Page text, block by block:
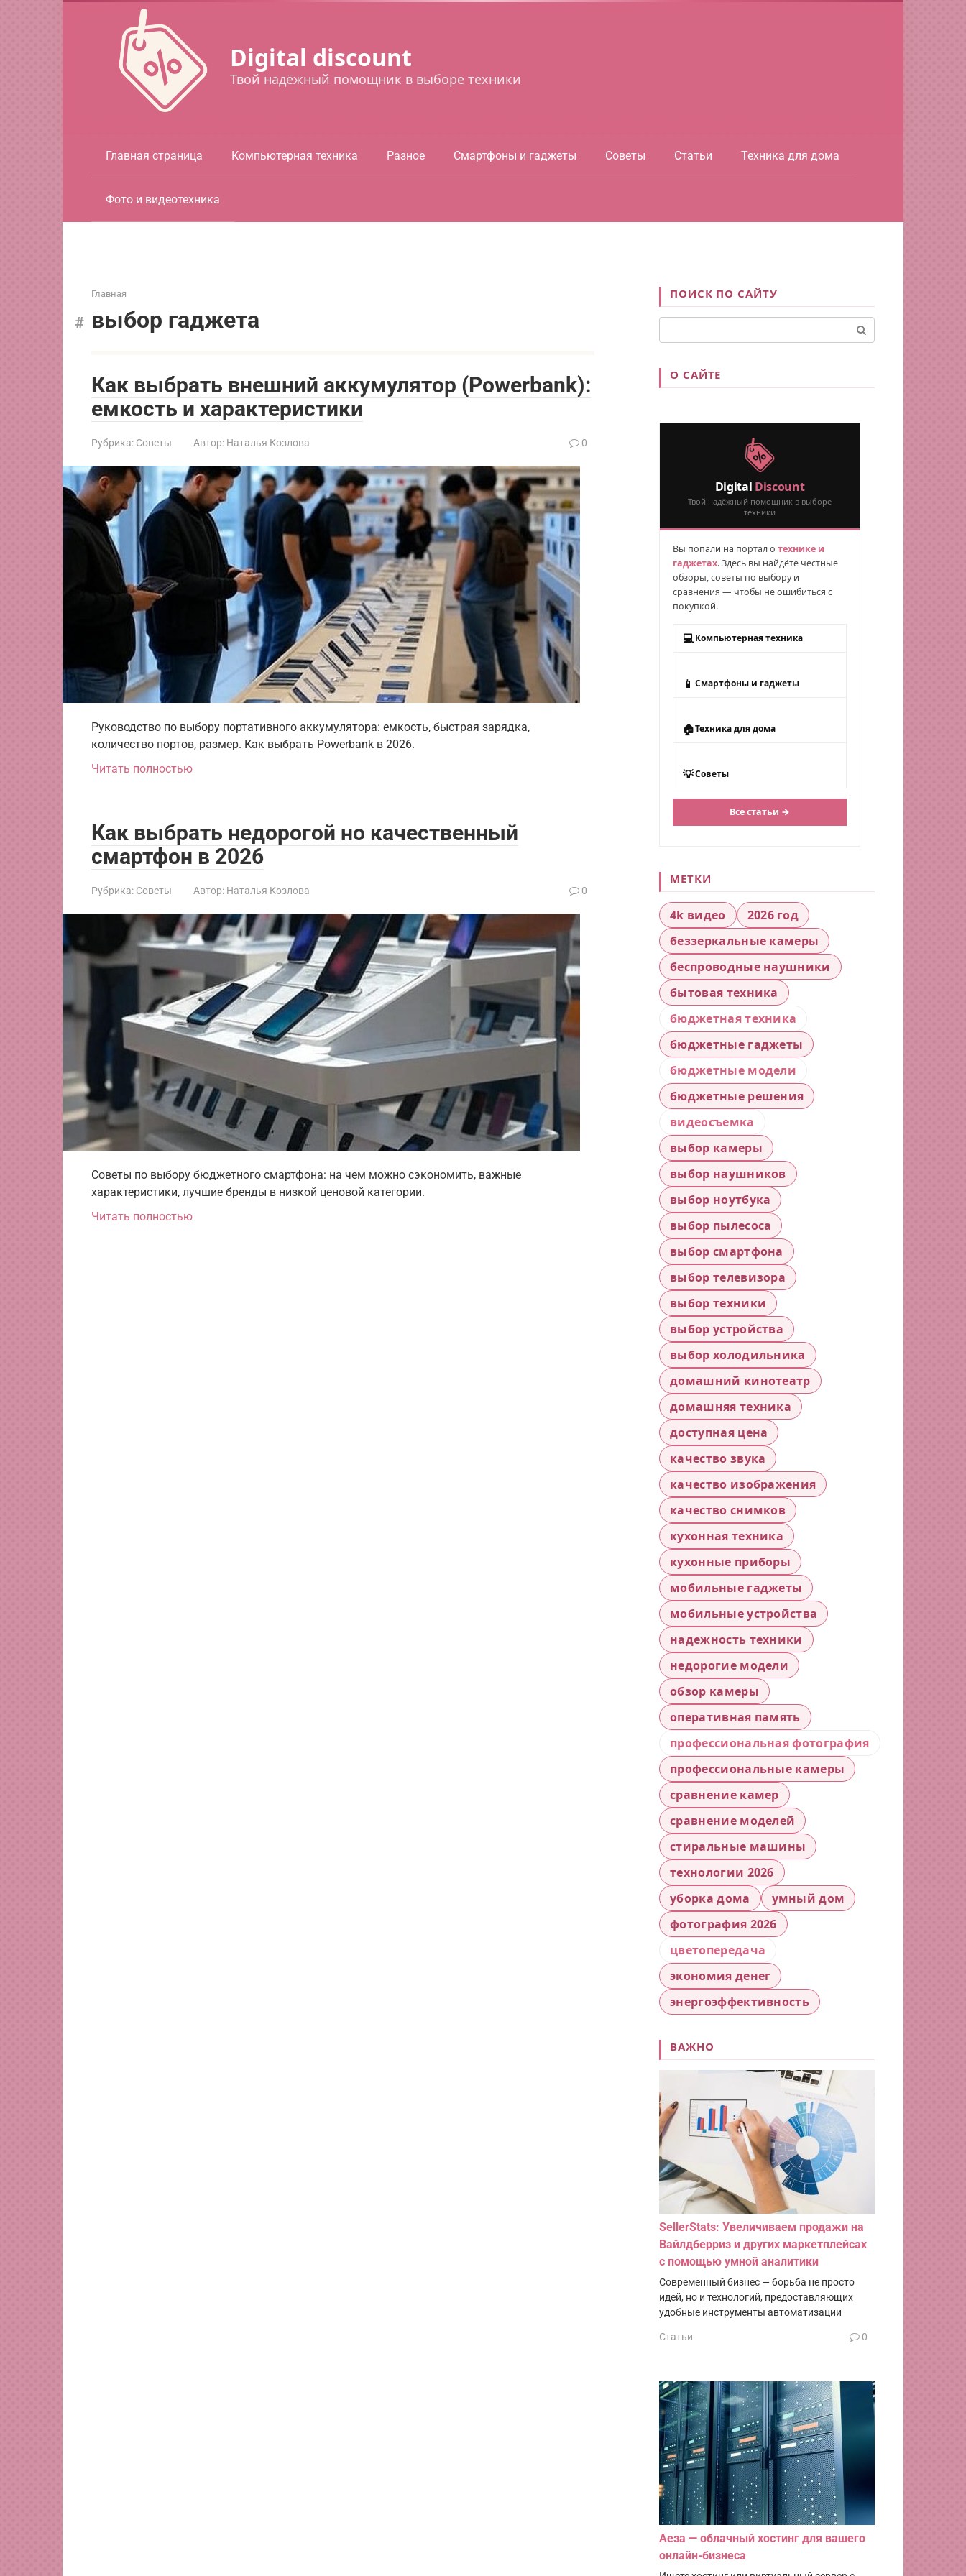
Digital discount
Твой надёжный помощник в выборе техники
Главная страница Компьютерная техника Разное Смартфоны и гаджеты Советы Статьи Техника для дома
Фото и видеотехника
Главная
выбор гаджета
Как выбрать внешний аккумулятор (Powerbank):
емкость и характеристики
Рубрика: Советы Автор: Наталья Козлова 0
Руководство по выбору портативного аккумулятора: емкость, быстрая зарядка,
количество портов, размер. Как выбрать Powerbank в 2026.
Читать полностью
Как выбрать недорогой но качественный
смартфон в 2026
Рубрика: Советы Автор: Наталья Козлова 0
Советы по выбору бюджетного смартфона: на чем можно сэкономить, важные
характеристики, лучшие бренды в низкой ценовой категории.
Читать полностью
ПОИСК ПО САЙТУ
О САЙТЕ
Digital Discount
Твой надёжный помощник в выборе
техники
Вы попали на портал о технике и
гаджетах. Здесь вы найдёте честные
обзоры, советы по выбору и
сравнения — чтобы не ошибиться с
покупкой.
💻 Компьютерная техника
📱 Смартфоны и гаджеты
🏠Техника для дома
💡Советы
Все статьи →
МЕТКИ
4k видео
2026 год
беззеркальные камеры
беспроводные наушники
бытовая техника
бюджетная техника
бюджетные гаджеты
бюджетные модели
бюджетные решения
видеосъемка
выбор камеры
выбор наушников
выбор ноутбука
выбор пылесоса
выбор смартфона
выбор телевизора
выбор техники
выбор устройства
выбор холодильника
домашний кинотеатр
домашняя техника
доступная цена
качество звука
качество изображения
качество снимков
кухонная техника
кухонные приборы
мобильные гаджеты
мобильные устройства
надежность техники
недорогие модели
обзор камеры
оперативная память
профессиональная фотография
профессиональные камеры
сравнение камер
сравнение моделей
стиральные машины
технологии 2026
уборка дома
умный дом
фотография 2026
цветопередача
экономия денег
энергоэффективность
ВАЖНО
SellerStats: Увеличиваем продажи на
Вайлдберриз и других маркетплейсах
с помощью умной аналитики
Современный бизнес — борьба не просто
идей, но и технологий, предоставляющих
удобные инструменты автоматизации
Статьи 0
Аеза — облачный хостинг для вашего
онлайн-бизнеса